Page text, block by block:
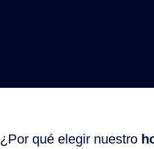
¿Por qué elegir nuestro